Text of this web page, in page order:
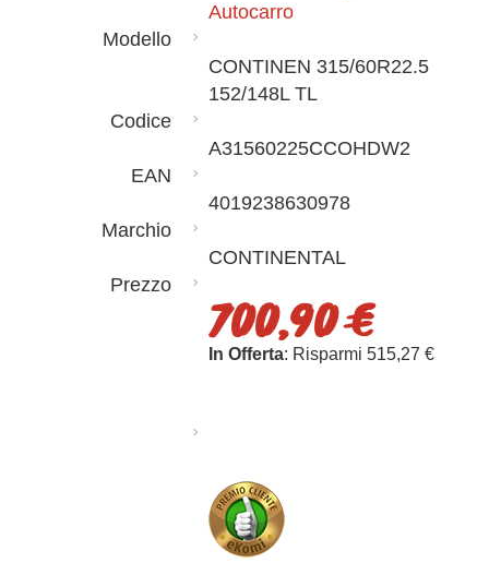
Autocarro
Modello
CONTINEN 315/60R22.5
152/148L TL
Codice
A31560225CCOHDW2
EAN
4019238630978
Marchio
CONTINENTAL
Prezzo
700,90 €
In Offerta: Risparmi 515,27 €